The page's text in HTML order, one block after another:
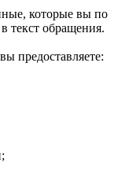
которые вы по
текст обращения.
вы предоставляете: